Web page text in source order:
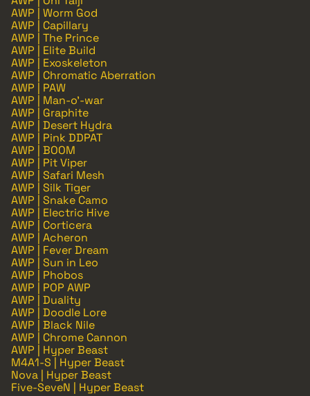
AWP | Worm God
AWP | Capillary
AWP | The Prince
AWP | Elite Build
AWP | Exoskeleton
AWP | Chromatic Aberration
AWP | PAW
AWP | Man-o'-war
AWP | Graphite
AWP | Desert Hydra
AWP | Pink DDPAT
AWP | BOOM
AWP | Pit Viper
AWP | Safari Mesh
AWP | Silk Tiger
AWP | Snake Camo
AWP | Electric Hive
AWP | Corticera
AWP | Acheron
AWP | Fever Dream
AWP | Sun in Leo
AWP | Phobos
AWP | POP AWP
AWP | Duality
AWP | Doodle Lore
AWP | Black Nile
AWP | Chrome Cannon
AWP | Hyper Beast
M4A1-S | Hyper Beast
Nova | Hyper Beast
Five-SeveN | Hyper Beast